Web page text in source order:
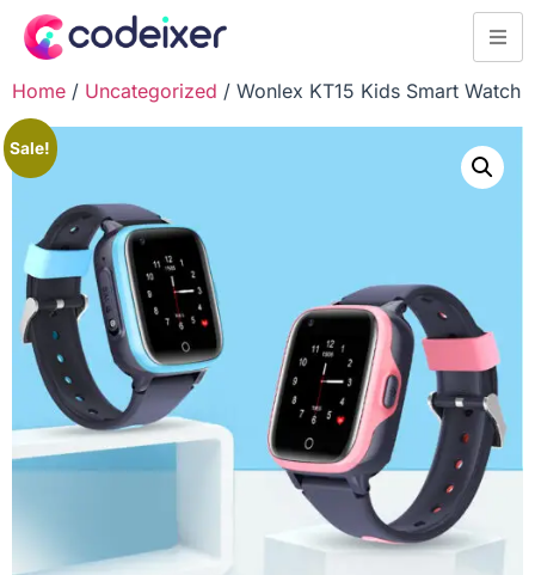
Home / Uncategorized / Wonlex KT15 Kids Smart Watch
Sale!